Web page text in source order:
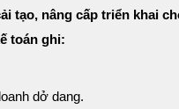
tạo, nâng cấp triển khai
toán ghi:
dở dang.